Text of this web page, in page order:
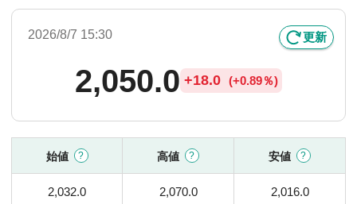
2026/8/7 15:30 更新
2,050.0 +18.0 (+0.89％)
始値 高値 安値
2,032.0 2,070.0 2,016.0